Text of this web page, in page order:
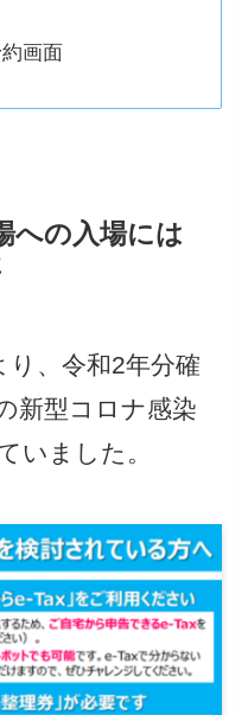
画面
への入場には
り、令和2年分確
新型コロナ感染
いました。